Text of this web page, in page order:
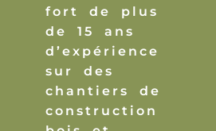
fort de plus
de 15 ans
d’expérience
sur des
chantiers de
construction